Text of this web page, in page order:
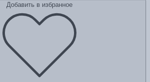
Добавить в избранное